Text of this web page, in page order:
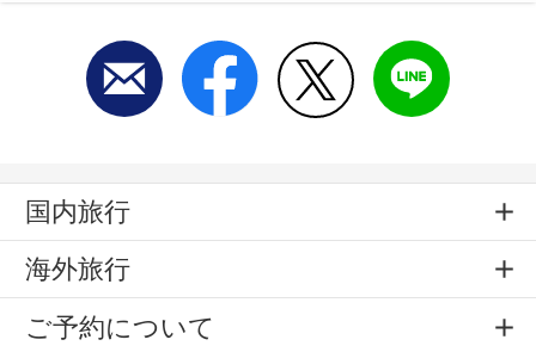
国内旅行
海外旅行
ご予約について